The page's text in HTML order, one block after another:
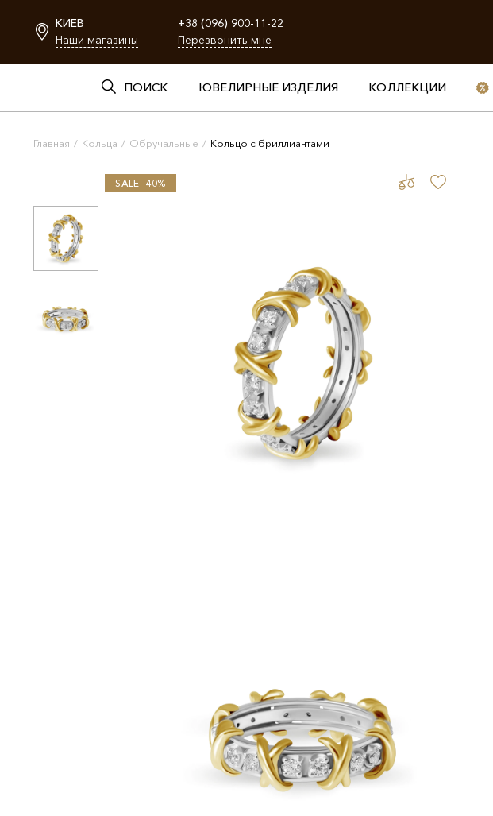
КИЕВ
Наши магазины
+38 (096) 900-11-22
Перезвонить мне
ПОИСК ЮВЕЛИРНЫЕ ИЗДЕЛИЯ КОЛЛЕКЦИИ
Главная / Кольца / Обручальные / Кольцо с бриллиантами
SALE -40%